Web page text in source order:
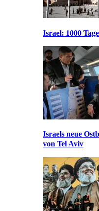
Israel: 1000
Israels neue
von Tel Aviv